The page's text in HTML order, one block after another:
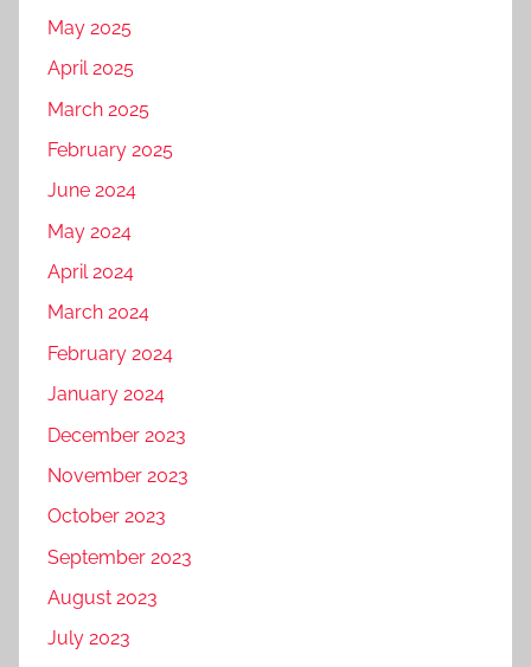
May 2025
April 2025
March 2025
February 2025
June 2024
May 2024
April 2024
March 2024
February 2024
January 2024
December 2023
November 2023
October 2023
September 2023
August 2023
July 2023